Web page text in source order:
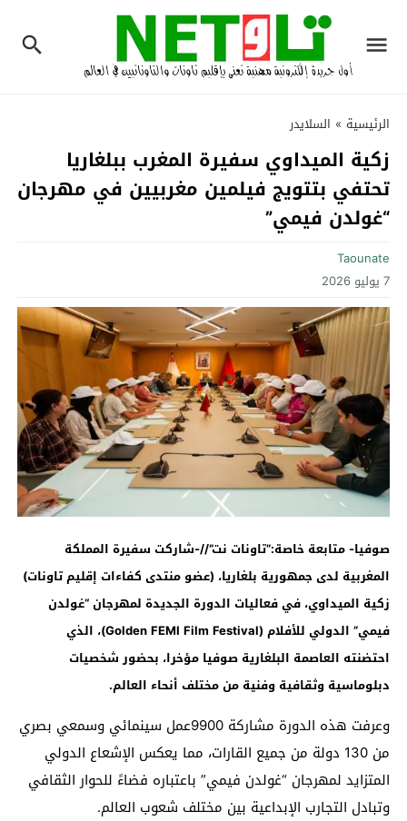
الرئيسية » السلايدر
زكية الميداوي سفيرة المغرب ببلغاريا
تحتفي بتتويج فيلمين مغربيين في مهرجان
“غولدن فيمي”
Taounate
7 يوليو 2026
صوفيا- متابعة خاصة:”تاونات نت”//-شاركت سفيرة المملكة
المغربية لدى جمهورية بلغاريا، (عضو منتدى كفاءات إقليم تاونات)
زكية الميداوي، في فعاليات الدورة الجديدة لمهرجان“غولدن
فيمي” الدولي للأفلام(Golden FEMI Film Festival)
، الذي
احتضنته العاصمة البلغارية صوفيا مؤخرا، بحضور شخصيات
دبلوماسية وثقافية وفنية من مختلف أنحاء العالم.
وعرفت هذه الدورة مشاركة 9900عمل سينمائي وسمعي بصري
من 130 دولة من جميع القارات، مما يعكس الإشعاع الدولي
المتزايد لمهرجان “غولدن فيمي” باعتباره فضاءً للحوار الثقافي
وتبادل التجارب الإبداعية بين مختلف شعوب العالم.